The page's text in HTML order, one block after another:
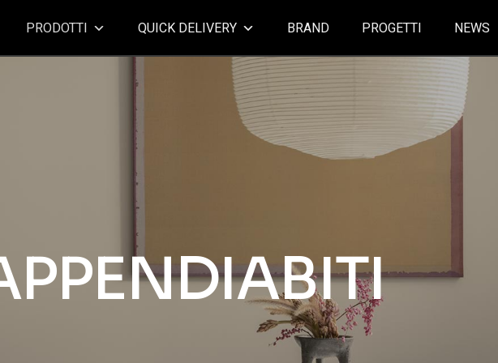
PRODOTTI QUICK DELIVERY BRAND PROGETTI NEWS